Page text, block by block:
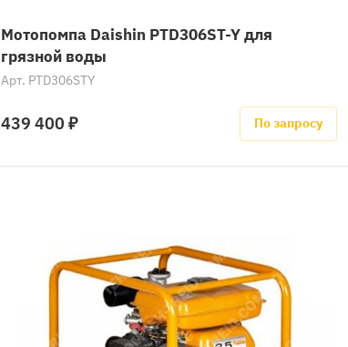
Мотопомпа Daishin PTD306ST-Y для
грязной воды
Арт. PTD306STY
439 400 ₽ По запросу